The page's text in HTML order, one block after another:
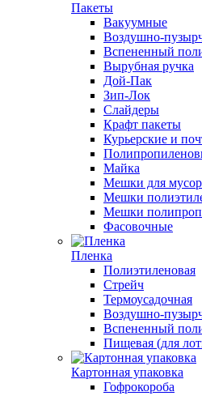
Пакеты
Вакуумные
Воздушно-
Вспененный
Вырубная ручка
Дой-Пак
Зип-Лок
Слайдеры
Крафт пакеты
Курьерские и
Майка
Мешки для
Мешки
Мешки
Фасовочные
Пленка
Полиэтиленовая
Стрейч
Термоусадочная
Воздушно-
Вспененный
Пищевая (для
Картонная упаковка
Гофрокороба